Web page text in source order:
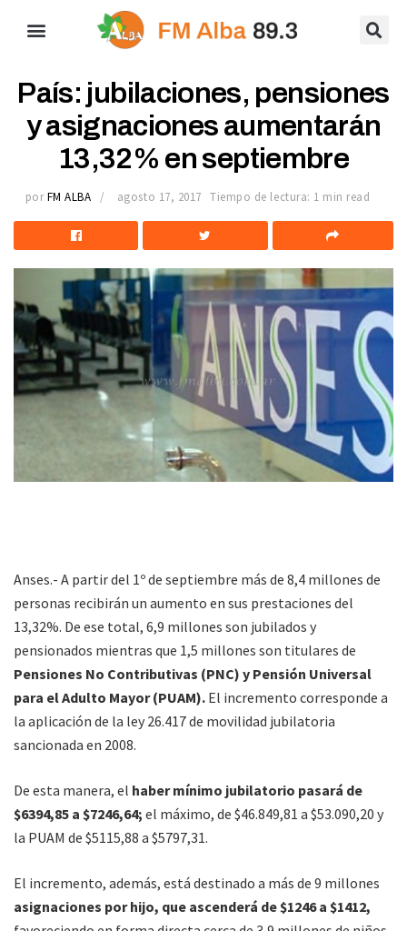
País: jubilaciones, pensiones
y asignaciones aumentarán
13,32% en septiembre
por FM ALBA agosto 17, 2017 Tiempo de lectura: 1 min read
Anses.- A partir del 1º de septiembre más de 8,4 millones de
personas recibirán un aumento en sus prestaciones del
13,32%. De ese total, 6,9 millones son jubilados y
pensionados mientras que 1,5 millones son titulares de
Pensiones No Contributivas (PNC) y Pensión Universal
para el Adulto Mayor (PUAM). El incremento corresponde a
la aplicación de la ley 26.417 de movilidad jubilatoria
sancionada en 2008.
De esta manera, el haber mínimo jubilatorio pasará de
$6394,85 a $7246,64; el máximo, de $46.849,81 a $53.090,20 y
la PUAM de $5115,88 a $5797,31.
El incremento, además, está destinado a más de 9 millones
asignaciones por hijo, que ascenderá de $1246 a $1412,